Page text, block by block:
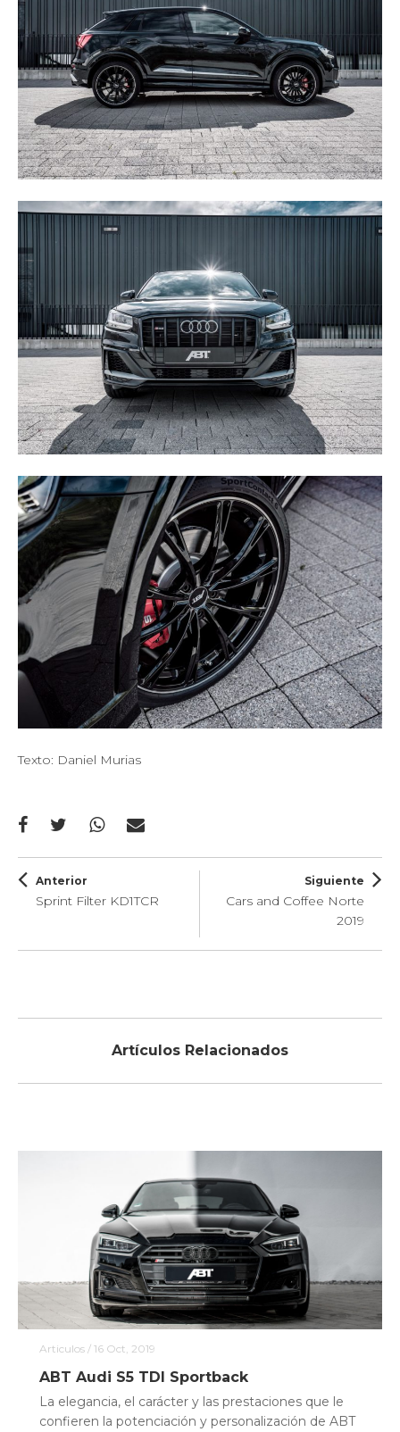
Texto: Daniel Murias
Anterior
Sprint Filter KD1TCR
Siguiente
Cars and Coffee Norte
2019
Artículos Relacionados
Articulos / 16 Oct, 2019
ABT Audi S5 TDI Sportback
La elegancia, el carácter y las prestaciones que le
confieren la potenciación y personalización de ABT